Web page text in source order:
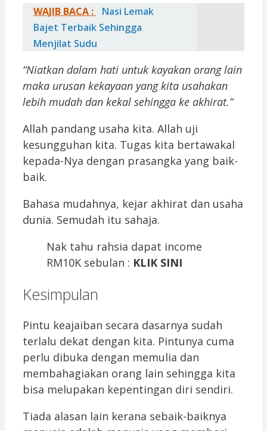
WAJIB BACA :
Nasi Lemak
Bajet Terbaik Sehingga
Menjilat Sudu
“Niatkan dalam hati untuk kayakan orang lain
maka urusan kekayaan yang kita usahakan
lebih mudah dan kekal sehingga ke akhirat.”
Allah pandang usaha kita. Allah uji
kesungguhan kita. Tugas kita bertawakal
kepada-Nya dengan prasangka yang baik-
baik.
Bahasa mudahnya, kejar akhirat dan usaha
dunia. Semudah itu sahaja.
Nak tahu rahsia dapat income
RM10K sebulan : KLIK SINI
Kesimpulan
Pintu keajaiban secara dasarnya sudah
terlalu dekat dengan kita. Pintunya cuma
perlu dibuka dengan memulia dan
membahagiakan orang lain sehingga kita
bisa melupakan kepentingan diri sendiri.
Tiada alasan lain kerana sebaik-baiknya